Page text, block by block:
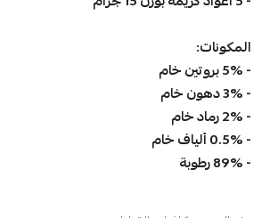
المكونات:
- 5% بروتين خام
- 3% دهون خام
- 2% رماد خام
- 0.5% ألياف خام
- 89% رطوبة